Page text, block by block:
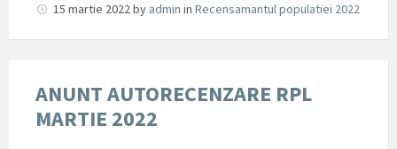
15 martie 2022by admin in Recensamantul populatiei 2022
ANUNT AUTORECENZARE RPL
MARTIE 2022